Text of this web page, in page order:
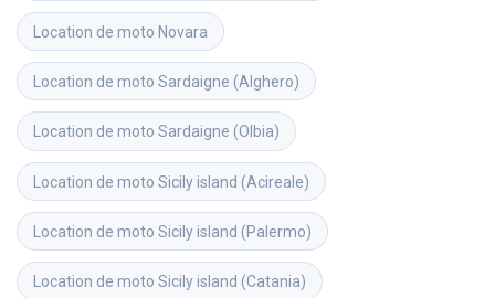
Location de moto Novara
Location de moto Sardaigne (Alghero)
Location de moto Sardaigne (Olbia)
Location de moto Sicily island (Acireale)
Location de moto Sicily island (Palermo)
Location de moto Sicily island (Catania)